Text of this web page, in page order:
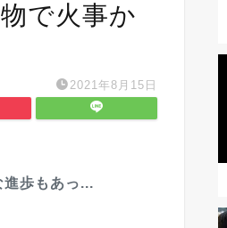
で火事か
2021年8月15日
進歩もあっ...